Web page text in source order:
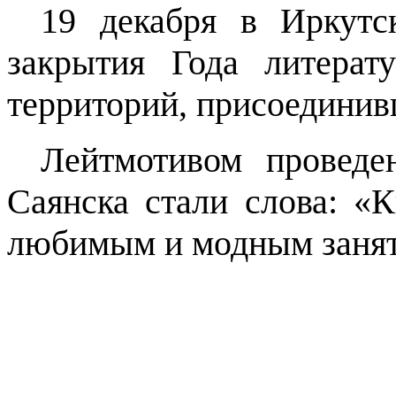
19 декабря в
закрытия Года
территорий,
Лейтмотивом
Саянска стали слова:
любимым и модным